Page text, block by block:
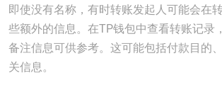
即使没有名称，有时转账发起人可能会在
些额外的信息。在TP钱包中查看转账记录
备注信息可供参考。这可能包括付款目的
关信息。